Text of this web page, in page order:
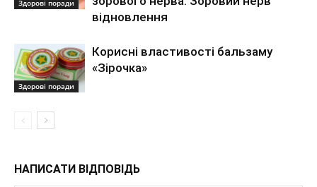
Здорові поради
відновлення
Здорові поради
Корисні властивості бальзаму
«Зірочка»
НАПИСАТИ ВІДПОВІДЬ